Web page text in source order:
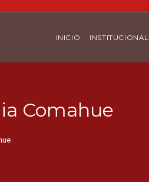
INICIO INSTITUCIONAL
Comahue